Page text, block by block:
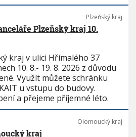
Plzeňský kraj
Plzeňský kraj 10.
kraj v ulici Hřímalého 37
10. 8.- 19. 8. 2026 z důvodu
Využít můžete schránku
u vstupu do budovy.
a přejeme příjemné léto.
Olomoucký kraj
kraj